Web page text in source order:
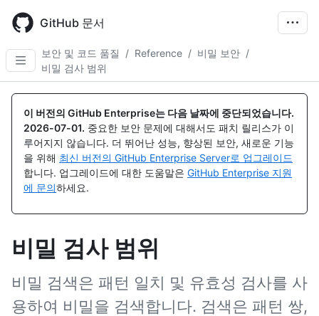
main
content
GitHub 문서
보안 및 코드 품질 / Reference / 비밀 보안 /
비밀 검사 범위
이 버전의 GitHub Enterprise는 다음 날짜에 중단되었습니다.
2026-07-01. 중요한 보안 문제에 대해서도 패치 릴리스가 이
루어지지 않습니다. 더 뛰어난 성능, 향상된 보안, 새로운 기능
을 위해 최신 버전의 GitHub Enterprise Server로 업그레이드
합니다. 업그레이드에 대한 도움말은 GitHub Enterprise 지원
에 문의하세요.
비밀 검사 범위
비밀 검색은 패턴 일치 및 유효성 검사를 사
용하여 비밀을 검색합니다. 검색은 패턴 쌍,